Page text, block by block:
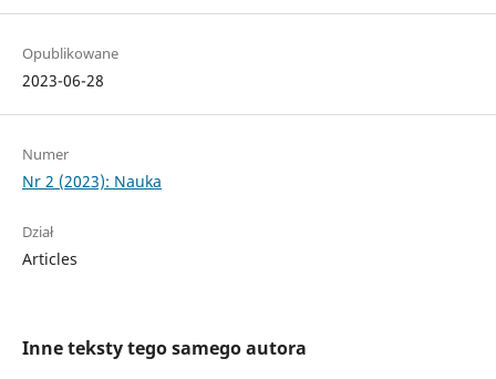
Opublikowane
2023-06-28
Numer
Nr 2 (2023): Nauka
Dział
Articles
Inne teksty tego samego autora